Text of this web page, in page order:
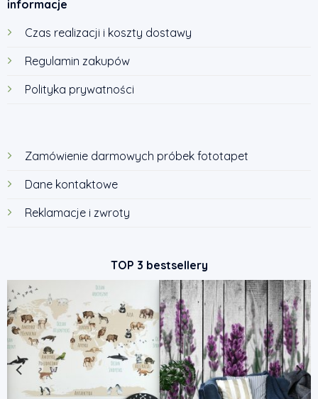
informacje
Czas realizacji i koszty dostawy
Regulamin zakupów
Polityka prywatności
Zamówienie darmowych próbek fototapet
Dane kontaktowe
Reklamacje i zwroty
TOP 3 bestsellery